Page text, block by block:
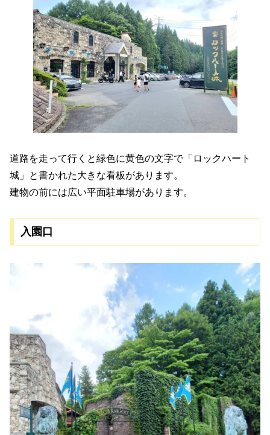
道路を走って行くと緑色に黄色の文字で「ロックハート
城」と書かれた大きな看板があります。
建物の前には広い平面駐車場があります。
入園口